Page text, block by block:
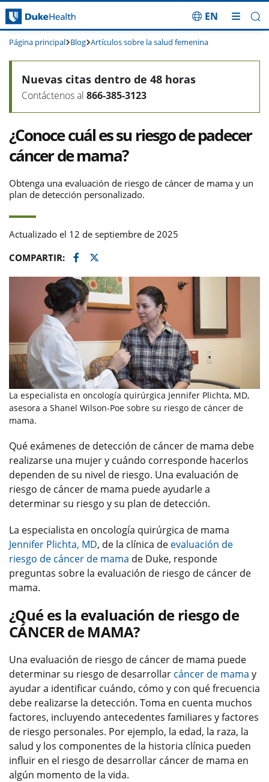
Saltar navegación
EN
Página principal Blog Artículos sobre la salud femenina
¿Conoce cuál es su riesgo de padecer
cáncer de mama?
Obtenga una evaluación de riesgo de cáncer de mama y un
plan de detección personalizado.
Actualizado el 12 de septiembre de 2025
COMPARTIR:
Facebook
Twitter
Nuevas citas dentro de 48 horas
Contáctenos al 866-385-3123
La especialista en oncología quirúrgica Jennifer Plichta, MD,
asesora a Shanel Wilson-Poe sobre su riesgo de cáncer de
mama.
Qué exámenes de detección de cáncer de mama debe
realizarse una mujer y cuándo corresponde hacerlos
dependen de su nivel de riesgo. Una evaluación de
riesgo de cáncer de mama puede ayudarle a
determinar su riesgo y su plan de detección.
La especialista en oncología quirúrgica de mama
Jennifer Plichta, MD, de la clínica de evaluación de
riesgo de cáncer de mama de Duke, responde
preguntas sobre la evaluación de riesgo de cáncer de
mama.
¿Qué es la evaluación de riesgo de
CÁNCER de MAMA?
Una evaluación de riesgo de cáncer de mama puede
determinar su riesgo de desarrollar cáncer de mama y
ayudar a identificar cuándo, cómo y con qué frecuencia
debe realizarse la detección. Toma en cuenta muchos
factores, incluyendo antecedentes familiares y factores
de riesgo personales. Por ejemplo, la edad, la raza, la
salud y los componentes de la historia clínica pueden
influir en el riesgo de desarrollar cáncer de mama en
algún momento de la vida.